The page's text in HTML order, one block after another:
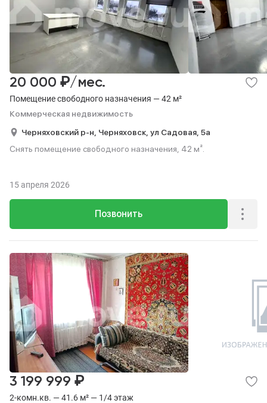
Помещение свободного назначения — 42 м²
Коммерческая недвижимость
20 000 ₽/мес.
Черняховский р-н, Черняховск, ул Садовая, 5а
Снять помещение свободного назначения, 42 м².
Позвонить
15 апреля 2026
2-комн.кв. — 41.6 м² — 1/4 этаж
3 199 999 ₽